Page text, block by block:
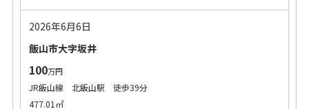
2026年6月6日
飯山市大字坂井
100万円
JR飯山線 北飯山駅 徒歩39分
477.01㎡